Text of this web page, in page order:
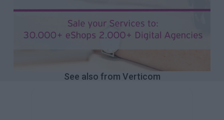
See also from Verticom